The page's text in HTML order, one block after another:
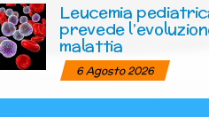
Leucemia
prevede
malattia
6 Agosto 2026